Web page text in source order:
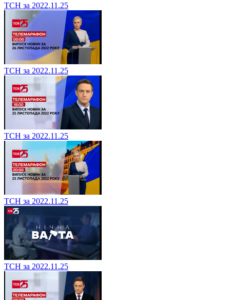
ТСН за 2022.11.25
ТСН за 2022.11.25
ТСН за 2022.11.25
ТСН за 2022.11.25
ТСН за 2022.11.25